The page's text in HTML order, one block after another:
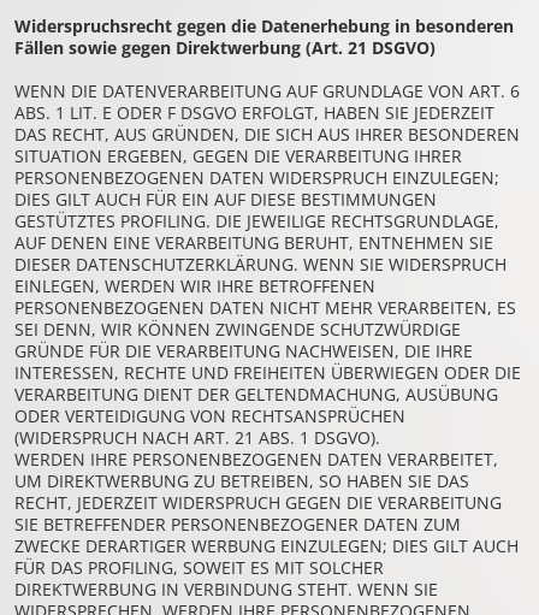
Widerspruchsrecht gegen die Datenerhebung in besonderen
Fällen sowie gegen Direktwerbung (Art. 21 DSGVO)
WENN DIE DATENVERARBEITUNG AUF GRUNDLAGE VON ART. 6
ABS. 1 LIT. E ODER F DSGVO ERFOLGT, HABEN SIE JEDERZEIT
DAS RECHT, AUS GRÜNDEN, DIE SICH AUS IHRER BESONDEREN
SITUATION ERGEBEN, GEGEN DIE VERARBEITUNG IHRER
PERSONENBEZOGENEN DATEN WIDERSPRUCH EINZULEGEN;
DIES GILT AUCH FÜR EIN AUF DIESE BESTIMMUNGEN
GESTÜTZTES PROFILING. DIE JEWEILIGE RECHTSGRUNDLAGE,
AUF DENEN EINE VERARBEITUNG BERUHT, ENTNEHMEN SIE
DIESER DATENSCHUTZERKLÄRUNG. WENN SIE WIDERSPRUCH
EINLEGEN, WERDEN WIR IHRE BETROFFENEN
PERSONENBEZOGENEN DATEN NICHT MEHR VERARBEITEN, ES
SEI DENN, WIR KÖNNEN ZWINGENDE SCHUTZWÜRDIGE
GRÜNDE FÜR DIE VERARBEITUNG NACHWEISEN, DIE IHRE
INTERESSEN, RECHTE UND FREIHEITEN ÜBERWIEGEN ODER DIE
VERARBEITUNG DIENT DER GELTENDMACHUNG, AUSÜBUNG
ODER VERTEIDIGUNG VON RECHTSANSPRÜCHEN
(WIDERSPRUCH NACH ART. 21 ABS. 1 DSGVO).
WERDEN IHRE PERSONENBEZOGENEN DATEN VERARBEITET,
UM DIREKTWERBUNG ZU BETREIBEN, SO HABEN SIE DAS
RECHT, JEDERZEIT WIDERSPRUCH GEGEN DIE VERARBEITUNG
SIE BETREFFENDER PERSONENBEZOGENER DATEN ZUM
ZWECKE DERARTIGER WERBUNG EINZULEGEN; DIES GILT AUCH
FÜR DAS PROFILING, SOWEIT ES MIT SOLCHER
DIREKTWERBUNG IN VERBINDUNG STEHT. WENN SIE